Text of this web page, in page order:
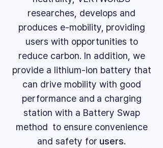
researches, develops and
produces e-mobility, providing
users with opportunities to
reduce carbon. In addition, we
provide a lithium-ion battery that
can drive mobility with good
performance and a charging
station with a Battery Swap
method to ensure convenience
and safety for users.